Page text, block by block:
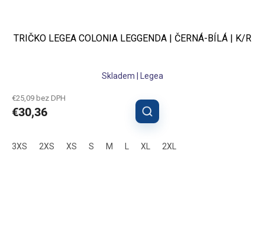
TRIČKO LEGEA COLONIA LEGGENDA | ČERNÁ-BÍLÁ | K/R
Skladem | Legea
€25,09 bez DPH
€30,36
3XS 2XS XS S M XL 2XL